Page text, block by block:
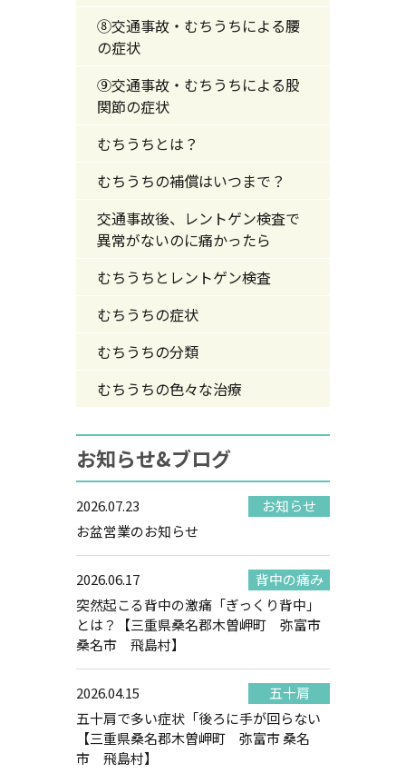
⑧交通事故・むちうちによる腰
の症状
⑨交通事故・むちうちによる股
関節の症状
むちうちとは？
むちうちの補償はいつまで？
交通事故後、レントゲン検査で
異常がないのに痛かったら
むちうちとレントゲン検査
むちうちの症状
むちうちの分類
むちうちの色々な治療
お知らせ&ブログ
2026.07.23
お知らせ
お盆営業のお知らせ
2026.06.17
背中の痛み
突然起こる背中の激痛「ぎっくり背中」
とは？【三重県桑名郡木曽岬町 弥富市
桑名市 飛島村】
2026.04.15
五十肩
五十肩で多い症状「後ろに手が回らない
【三重県桑名郡木曽岬町 弥富市 桑名
市 飛島村】